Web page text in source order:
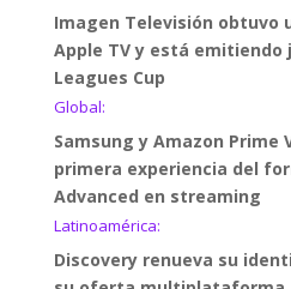
Imagen Televisión obtuvo
Apple TV y está emitiendo
Leagues Cup
Global:
Samsung y Amazon Prime
primera experiencia del
Advanced en streaming
Latinoamérica:
Discovery renueva su